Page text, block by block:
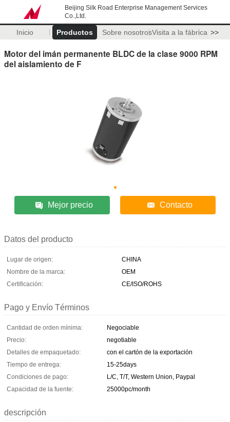
Beijing Silk Road Enterprise Management Services
Co.,Ltd.
Inicio Productos Sobre nosotrosVisita a la fábrica >>
Motor del imán permanente BLDC de la clase 9000 RPM
del aislamiento de F
Mejor precio Contacto
Datos del producto
Lugar de origen:
CHINA
Nombre de la marca:
OEM
Certificación:
CE/ISO/ROHS
Pago y Envío Términos
Cantidad de orden mínima:
Negociable
Precio:
negotiable
Detalles de empaquetado:
con el cartón de la exportación
Tiempo de entrega:
15-25days
Condiciones de pago:
L/C, T/T, Western Union, Paypal
Capacidad de la fuente:
25000pc/month
descripción